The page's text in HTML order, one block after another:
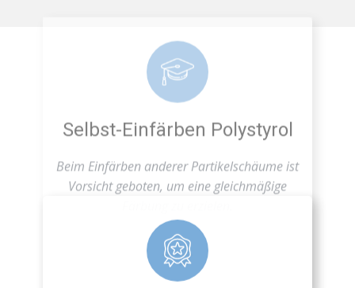
Beim Einfärben anderer Partikelschäume ist
Vorsicht geboten, um eine gleichmäßige
Färbung zu erzielen.